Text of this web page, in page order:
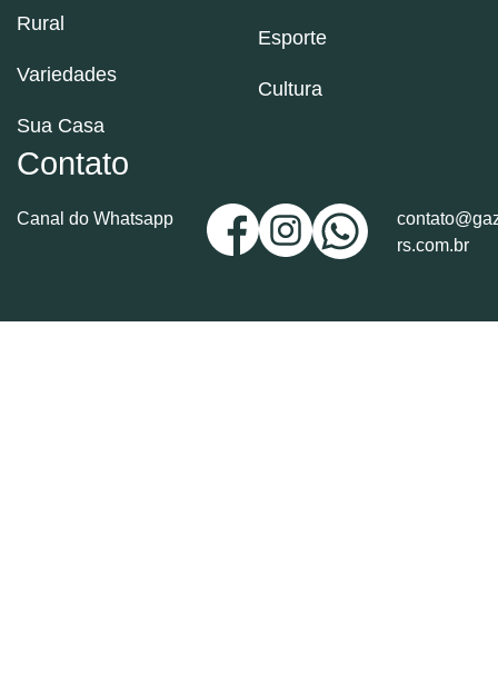
Rural
Variedades
Sua Casa
Esporte
Cultura
Contato
Canal do Whatsapp
rs.com.br